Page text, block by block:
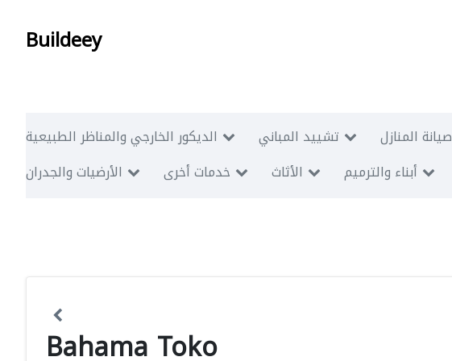
Buildeey
الديكور الخارجي والمناظر الطبيعية تشييد المباني صيانة المنازل
الأرضيات والجدران
خدمات أخرى الأثاث أبناء والترميم
Bahama Toko